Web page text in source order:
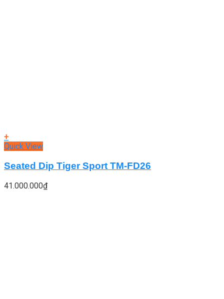
+
Quick View
Seated Dip Tiger Sport TM-FD26
41.000.000₫